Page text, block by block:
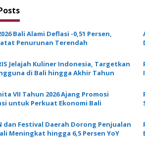
g
Alami Deflasi -0,51 Persen,
Penurunan Terendah
Jelajah Kuliner Indonesia, Targetkan
di Bali hingga Akhir Tahun
VII Tahun 2026 Ajang Promosi
Terintegrasi untuk Perkuat Ekonomi Bali
dan Festival Daerah Dorong Penjualan
Meningkat hingga 6,5 Persen YoY